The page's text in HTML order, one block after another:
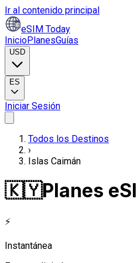
Ir al contenido principal
eSIM Today
InicioPlanesGuías
USD
ES
Iniciar Sesión
Todos los Destinos
›
Islas Caimán
🇰🇾Planes
⚡
Instantánea